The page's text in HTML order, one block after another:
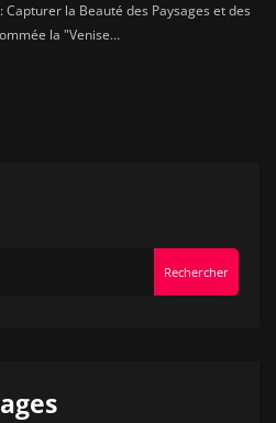
la Beauté des Paysages et des
la "Venise…
Rechercher